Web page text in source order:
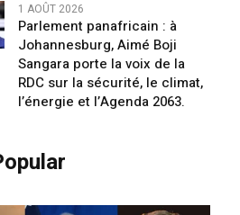
1 AOÛT 2026
Parlement panafricain : à
Johannesburg, Aimé Boji
Sangara porte la voix de la
RDC sur la sécurité, le climat,
l’énergie et l’Agenda 2063.